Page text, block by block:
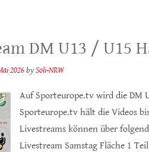
DM U13 / U15
2026 bySoli-NRW
Auf Sporteurope.tv wird die DM
Sporteurope.tv hält die Videos
Livestreams können über
Livestream Samstag Fläche 1